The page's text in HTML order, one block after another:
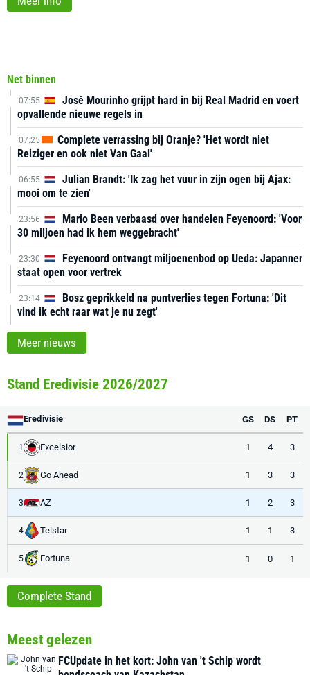
Net binnen
07:55
José Mourinho grijpt hard in bij Real Madrid en voert
opvallende nieuwe regels in
07:25
Complete verrassing bij Oranje? 'Het wordt niet
Reiziger en ook niet Van Gaal'
06:55
Julian Brandt: 'Ik zag het vuur in zijn ogen bij Ajax:
mooi om te zien'
23:56
Mario Been verbaasd over handelen Feyenoord: 'Voor
30 miljoen had ik hem weggebracht'
23:30
Feyenoord ontvangt miljoenenbod op Ueda: Japanner
staat open voor vertrek
23:14
Bosz geprikkeld na puntverlies tegen Fortuna: 'Dit
vind ik echt raar wat je nu zegt'
Meer nieuws
Stand Eredivisie 2026/2027
Eredivisie GS DS PT
1 Excelsior 1 4 3
2 Go Ahead 1 3 3
3 AZ 1 2 3
4 Telstar 1 1 3
5 Fortuna 1 0 1
Complete Stand
Meest gelezen
FCUpdate in het kort: John van 't Schip wordt